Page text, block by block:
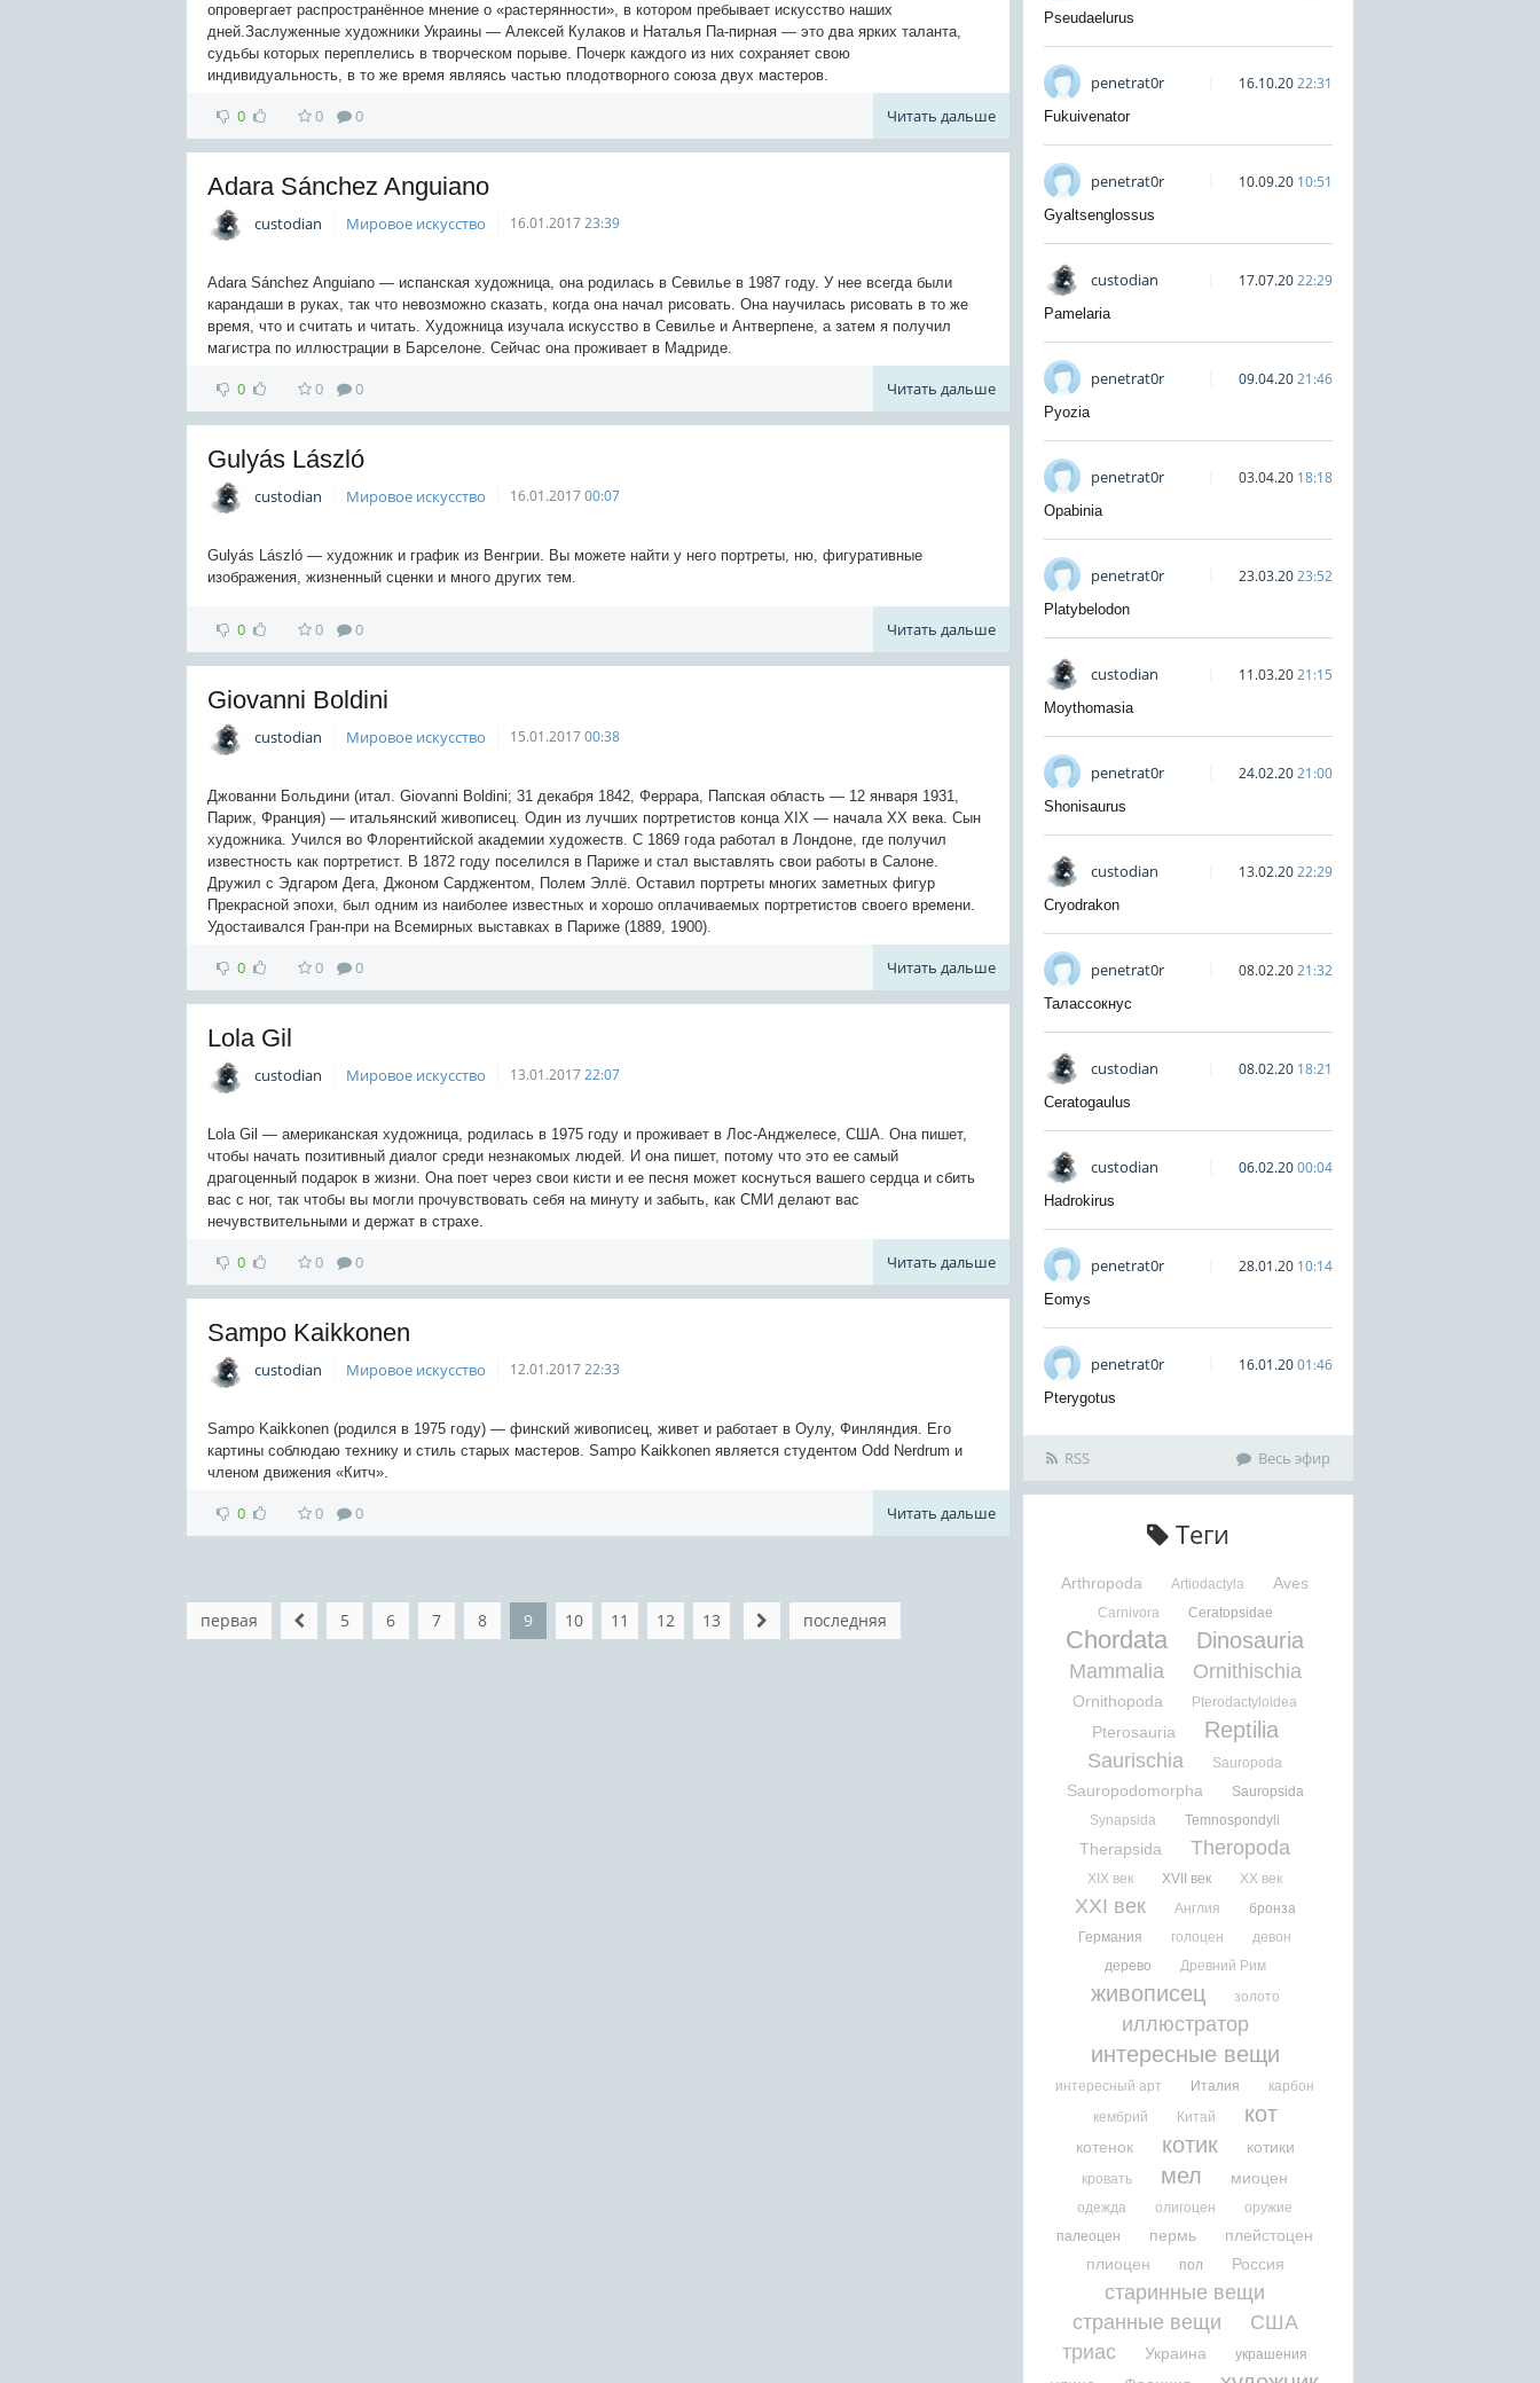
опровергает распространённое мнение о «растерянности», в котором пребывает искусство наших
дней.Заслуженные художники Украины — Алексей Кулаков и Наталья Па-пирная — это два ярких таланта,
судьбы которых переплелись в творческом порыве. Почерк каждого из них сохраняет свою
индивидуальность, в то же время являясь частью плодотворного союза двух мастеров.
0 0 0 Читать дальше
Adara Sánchez Anguiano
custodian Мировое искусство 16.01.201723:39
Adara Sánchez Anguiano — испанская художница, она родилась в Севилье в 1987 году. У нее всегда были
карандаши в руках, так что невозможно сказать, когда она начал рисовать. Она научилась рисовать в то же
время, что и считать и читать. Художница изучала искусство в Севилье и Антверпене, а затем я получил
магистра по иллюстрации в Барселоне. Сейчас она проживает в Мадриде.
0 0 0 Читать дальше
Gulyás László
custodian Мировое искусство 16.01.201700:07
Gulyás László — художник и график из Венгрии. Вы можете найти у него портреты, ню, фигуративные
изображения, жизненный сценки и много других тем.
0 0 0 Читать дальше
Giovanni Boldini
custodian Мировое искусство 15.01.201700:38
Джованни Больдини (итал. Giovanni Boldini; 31 декабря 1842, Феррара, Папская область — 12 января 1931,
Париж, Франция) — итальянский живописец. Один из лучших портретистов конца XIX — начала XX века. Сын
художника. Учился во Флорентийской академии художеств. С 1869 года работал в Лондоне, где получил
известность как портретист. В 1872 году поселился в Париже и стал выставлять свои работы в Салоне.
Дружил с Эдгаром Дега, Джоном Сарджентом, Полем Эллё. Оставил портреты многих заметных фигур
Прекрасной эпохи, был одним из наиболее известных и хорошо оплачиваемых портретистов своего времени.
Удостаивался Гран-при на Всемирных выставках в Париже (1889, 1900).
0 0 0 Читать дальше
Lola Gil
custodian Мировое искусство 13.01.201722:07
Lola Gil — американская художница, родилась в 1975 году и проживает в Лос-Анджелесе, США. Она пишет,
чтобы начать позитивный диалог среди незнакомых людей. И она пишет, потому что это ее самый
драгоценный подарок в жизни. Она поет через свои кисти и ее песня может коснуться вашего сердца и сбить
вас с ног, так чтобы вы могли прочувствовать себя на минуту и забыть, как СМИ делают вас
нечувствительными и держат в страхе.
0 0 0 Читать дальше
Sampo Kaikkonen
custodian Мировое искусство 12.01.201722:33
Sampo Kaikkonen (родился в 1975 году) — финский живописец, живет и работает в Оулу, Финляндия. Его
картины соблюдаю технику и стиль старых мастеров. Sampo Kaikkonen является студентом Odd Nerdrum и
членом движения «Китч».
0 0 0 Читать дальше
первая 5 6 7 8 9 10 11 12 13 последняя
Pseudaelurus
penetrat0r 16.10.2022:31
Fukuivenator
penetrat0r 10.09.20 10:51
Gyaltsenglossus
custodian 17.07.2022:29
Pamelaria
penetrat0r 09.04.2021:46
Pyozia
penetrat0r 03.04.20 18:18
Opabinia
penetrat0r 23.03.2023:52
Platybelodon
custodian 11.03.2021:15
Moythomasia
penetrat0r 24.02.2021:00
Shonisaurus
custodian 13.02.2022:29
Cryodrakon
penetrat0r 08.02.2021:32
Талассокнус
custodian 08.02.20 18:21
Ceratogaulus
custodian 06.02.2000:04
Hadrokirus
penetrat0r 28.01.20 10:14
Eomys
penetrat0r 16.01.2001:46
Pterygotus
RSS Весь эфир
Теги
Arthropoda Artiodactyla Aves
Carnivora Ceratopsidae
Chordata Dinosauria
Mammalia Ornithischia
Ornithopoda Pterodactyloidea
Pterosauria Reptilia
Saurischia Sauropoda
Sauropodomorpha
Sauropsida
Synapsida
Temnospondyli
Therapsida Theropoda
XIX век XVII век XX век
XXI век Англия
бронза
Германия
голоцен
девон
дерево
Древний Рим
живописец золото
иллюстратор
интересные вещи
интересный арт Италия
карбон
кембрий
Китай кот
котенок котик котики
кровать мел миоцен
одежда олигоцен
оружие
палеоцен
пермь
плейстоцен
плиоцен
пол Россия
старинные вещи
странные вещи
США
триас
Украина украшения